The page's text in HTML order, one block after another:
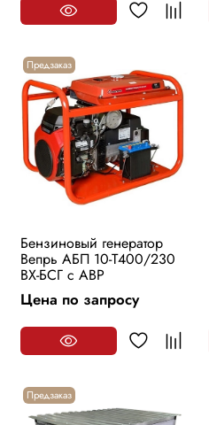
Предзаказ
Бензиновый генератор
Вепрь АБП 10-Т400/230
ВХ-БСГ с АВР
Цена по запросу
Предзаказ